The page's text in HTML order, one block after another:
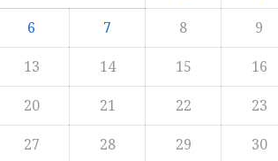
6 7 8
9
13 14 15
16
20 21 22
23
27 28 29 30